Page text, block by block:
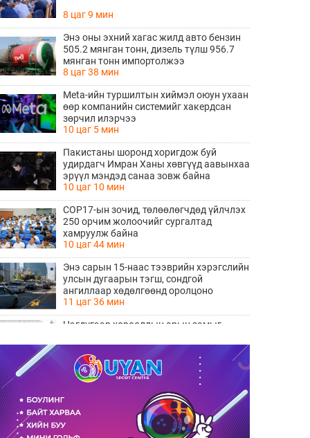
8 цаг 9 мин
Энэ оны эхний хагас жилд авто бензин
505.2 мянган тонн, дизель түлш 956.7
мянган тонн импортолжээ
8 цаг 38 мин
Meta-ийн туршилтын хиймэл оюун ухаан
өөр компанийн системийг хакердсан
зөрчил илэрчээ
10 цаг 5 мин
Пакистаны шоронд хоригдож буй
удирдагч Имран Ханы хөвгүүд аавынхаа
эрүүл мэндэд санаа зовж байна
10 цаг 10 мин
COP17-ын зочид, төлөөлөгчдөд үйлчлэх
250 орчим жолоочийг сургалтад
хамруулж байна
10 цаг 44 мин
Энэ сарын 15-наас тээврийн хэрэгслийн
улсын дугаарын тэгш, сондгой
ангиллаар хөдөлгөөнд оролцоно
11 цаг 36 мин
Нэгдүгээр хорооллын арын замыг
хааж, борооны ус зайлуулах шугамын
хөндлөн сэтэлгээ хийнэ
11 цаг 37 мин
“Туул усан цогцолбор” төслийн
нэгдүгээр шатны ТЭЗҮ-ийг
боловсруулах ажил 90 хувийн
гүйцэтгэлтэй байна
11 цаг 39 мин